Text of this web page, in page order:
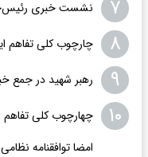
۷ نشست خبری
۸ چارچوب کلی
۹ رهبر شهید در جمع
۱۰ چهارچوب کلی
امضا توافقنامه